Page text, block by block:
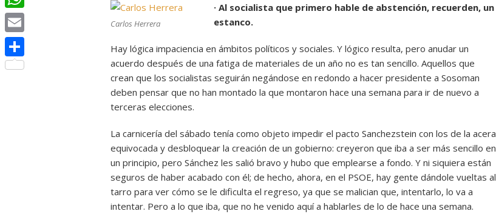
Carlos Herrera
· Al socialista que primero hable de abstención, recuerden, un
estanco.
Hay lógica impaciencia en ámbitos políticos y sociales. Y lógico resulta, pero anudar un
acuerdo después de una fatiga de materiales de un año no es tan sencillo. Aquellos que
crean que los socialistas seguirán negándose en redondo a hacer presidente a Sosoman
deben pensar que no han montado la que montaron hace una semana para ir de nuevo a
terceras elecciones.
La carnicería del sábado tenía como objeto impedir el pacto Sanchezstein con los de la acera
equivocada y desbloquear la creación de un gobierno: creyeron que iba a ser más sencillo en
un principio, pero Sánchez les salió bravo y hubo que emplearse a fondo. Y ni siquiera están
seguros de haber acabado con él; de hecho, ahora, en el PSOE, hay gente dándole vueltas al
tarro para ver cómo se le dificulta el regreso, ya que se malician que, intentarlo, lo va a
intentar. Pero a lo que iba, que no he venido aquí a hablarles de lo de hace una semana.
WhatsApp
Email
Compartir